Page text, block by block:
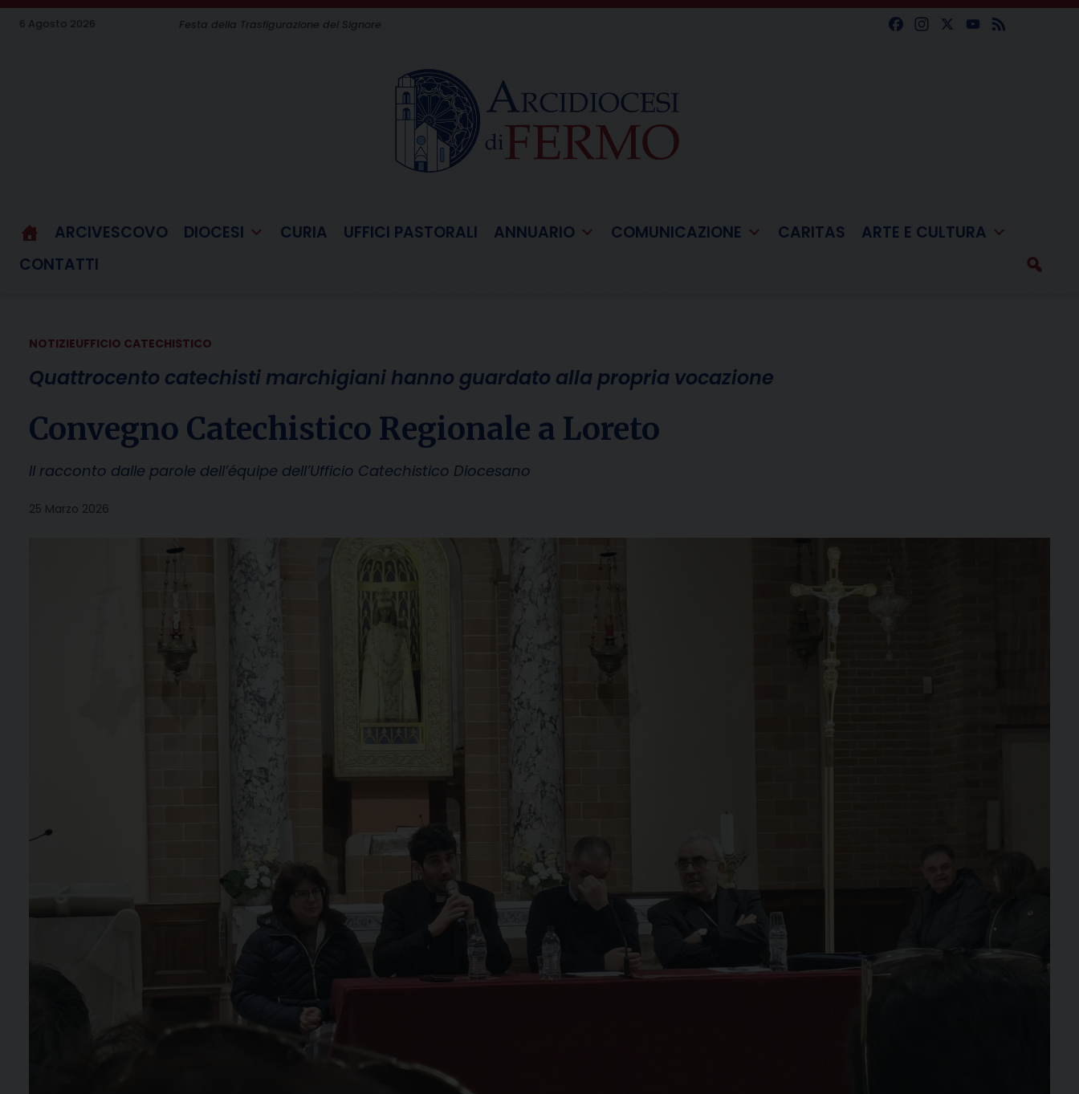
Skip
6 Agosto 2026 Festa della Trasfigurazione del Signore Facebook
Instagram
X YouTube
Feed
ARCIVESCOVO DIOCESI CURIA UFFICI PASTORALI ANNUARIO COMUNICAZIONE CARITAS
ARTE E CULTURA
CONTATTI
NOTIZIEUFFICIO CATECHISTICO
Quattrocento catechisti marchigiani hanno guardato alla propria vocazione
Convegno Catechistico Regionale a Loreto
Il racconto dalle parole dell’équipe dell’Ufficio Catechistico Diocesano
25 Marzo 2026